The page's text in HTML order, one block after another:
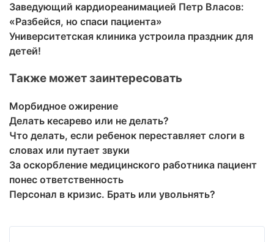
Заведующий кардиореанимацией Петр Власов:
«Разбейся, но спаси пациента»
Университетская клиника устроила праздник для
детей!
Также может заинтересовать
Морбидное ожирение
Делать кесарево или не делать?
Что делать, если ребенок переставляет слоги в
словах или путает звуки
За оскорбление медицинского работника пациент
понес ответственность
Персонал в кризис. Брать или увольнять?